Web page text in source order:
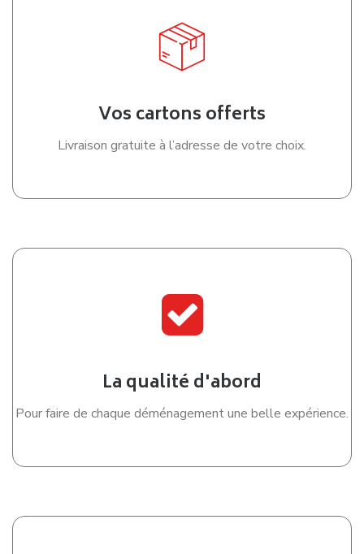
Vos cartons offerts
Livraison gratuite à l’adresse de votre choix.
La qualité d'abord
Pour faire de chaque déménagement une belle expérience.